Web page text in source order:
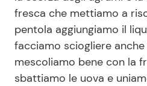
fresca che mettiamo a
pentola aggiungiamo il
facciamo sciogliere
mescoliamo bene con la
sbattiamo le uova e